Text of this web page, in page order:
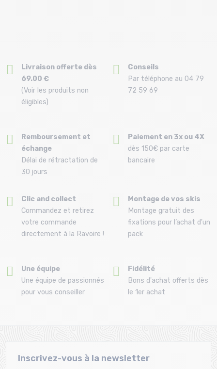
Livraison offerte dès
69.00 €
(Voir les produits non
éligibles)
Conseils
Par téléphone au 04 79
72 59 69
Remboursement et
échange
Délai de rétractation de
30 jours
Paiement en 3x ou 4X
dès 150€ par carte
bancaire
Clic and collect
Commandez et retirez
votre commande
directement à la Ravoire !
Montage de vos skis
Montage gratuit des
fixations pour l’achat d'un
pack
Une équipe
Une équipe de passionnés
pour vous conseiller
Fidélité
Bons d'achat offerts dès
le 1er achat
Inscrivez-vous à la newsletter